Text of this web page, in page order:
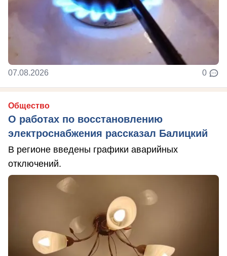
07.08.2026 0
Общество
О работах по восстановлению
электроснабжения рассказал Балицкий
В регионе введены графики аварийных
отключений.